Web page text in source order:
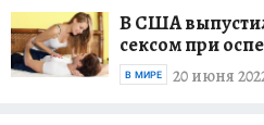
В США
сексом при
20 июня
В МИРЕ